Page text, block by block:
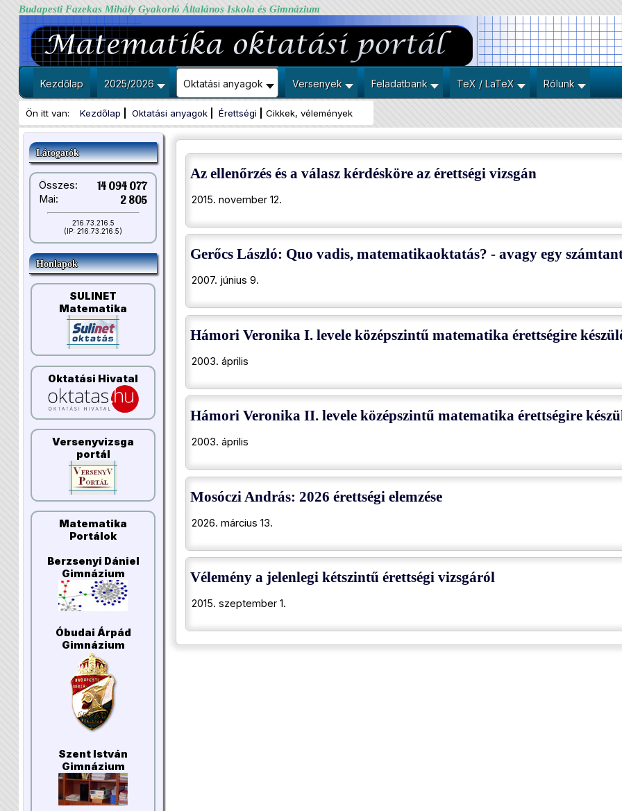
Budapesti Fazekas Mihály Gyakorló Általános Iskola és Gimnázium
Kezdőlap 2025/2026 Oktatási anyagok Versenyek Feladatbank TeX / LaTeX Rólunk
Ön itt van: Kezdőlap Oktatási anyagok Érettségi Cikkek, vélemények
Látogatók
Összes: 14 094 077
Mai: 2 805
216.73.216.5
(IP: 216.73.216.5)
Honlapok
SULINET
Matematika
Oktatási Hivatal
Versenyvizsga
portál
Matematika
Portálok
Berzsenyi Dániel
Gimnázium
Óbudai Árpád
Gimnázium
Szent István
Gimnázium
Az ellenőrzés és a válasz kérdésköre az érettségi vizsgán
2015. november 12.
Gerőcs László: Quo vadis, matematikaoktatás? - avagy egy
2007. június 9.
Hámori Veronika I. levele középszintű matematika érettségire
2003. április
Hámori Veronika II. levele középszintű matematika érettségire
2003. április
Mosóczi András: 2026 érettségi elemzése
2026. március 13.
Vélemény a jelenlegi kétszintű érettségi vizsgáról
2015. szeptember 1.